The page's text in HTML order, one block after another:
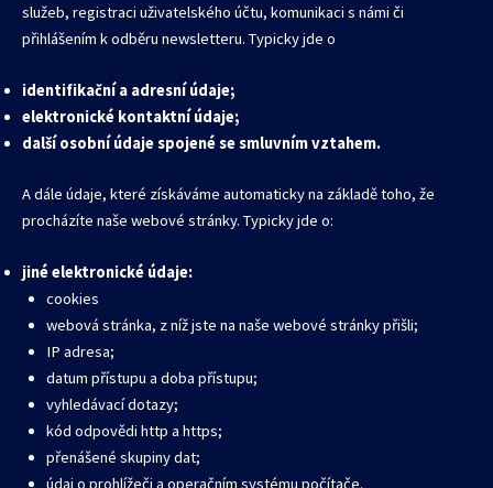
služeb, registraci uživatelského účtu, komunikaci s námi či
přihlášením k odběru newsletteru. Typicky jde o
identifikační a adresní údaje;
elektronické kontaktní údaje;
další osobní údaje spojené se smluvním vztahem.
A dále údaje, které získáváme automaticky na základě toho, že
procházíte naše webové stránky. Typicky jde o:
jiné elektronické údaje:
cookies
webová stránka, z níž jste na naše webové stránky přišli;
IP adresa;
datum přístupu a doba přístupu;
vyhledávací dotazy;
kód odpovědi http a https;
přenášené skupiny dat;
údaj o prohlížeči a operačním systému počítače.